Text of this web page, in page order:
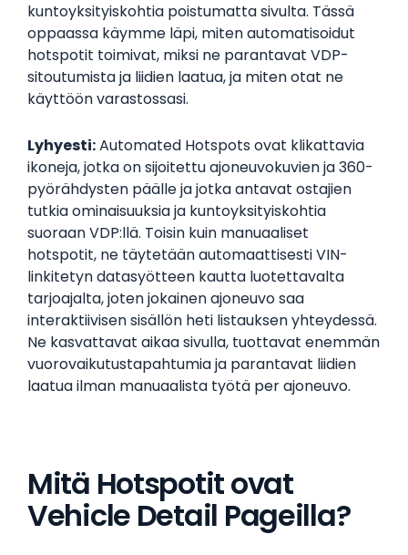
kuntoyksityiskohtia poistumatta sivulta. Tässä
oppaassa käymme läpi, miten automatisoidut
hotspotit toimivat, miksi ne parantavat VDP-
sitoutumista ja liidien laatua, ja miten otat ne
käyttöön varastossasi.
Lyhyesti:Automated Hotspots ovat klikattavia
ikoneja, jotka on sijoitettu ajoneuvokuvien ja 360-
pyörähdysten päälle ja jotka antavat ostajien
tutkia ominaisuuksia ja kuntoyksityiskohtia
suoraan VDP:llä. Toisin kuin manuaaliset
hotspotit, ne täytetään automaattisesti VIN-
linkitetyn datasyötteen kautta luotettavalta
tarjoajalta, joten jokainen ajoneuvo saa
interaktiivisen sisällön heti listauksen yhteydessä.
Ne kasvattavat aikaa sivulla, tuottavat enemmän
vuorovaikutustapahtumia ja parantavat liidien
laatua ilman manuaalista työtä per ajoneuvo.
Mitä Hotspotit ovat
Vehicle Detail Pageilla?